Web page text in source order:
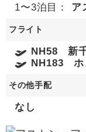
1〜3泊目： ア
フライト
NH58 新
NH183
その他手配
なし